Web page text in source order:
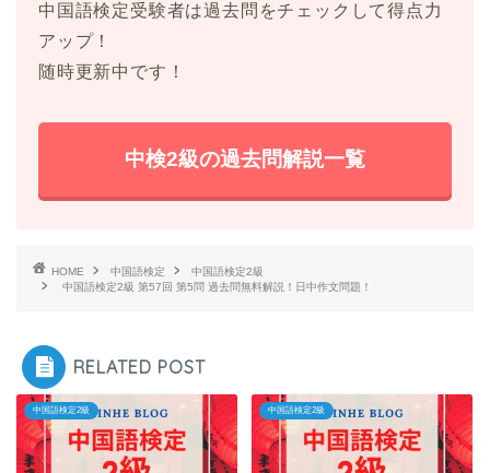
中国語検定受験者は過去問をチェックして得点力
アップ！
随時更新中です！
中検2級の過去問解説一覧
HOME 中国語検定
中国語検定2級
中国語検定2級 第57回 第5問 過去問無料解説！日中作文問題！
RELATED POST
中国語検定2級 中国語検定2級